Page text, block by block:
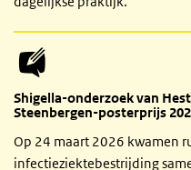
Shigella-onderzoek van
Steenbergen-posterprijs
Op 24 maart 2026 kwamen
infectieziektebestrijding